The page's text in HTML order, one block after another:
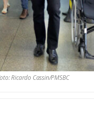
Ricardo Cassin/PMSBC